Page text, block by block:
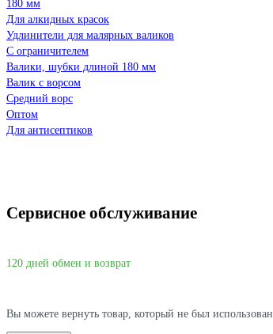
180 мм
Для алкидных красок
Удлинители для малярных валиков
С ограничителем
Валики, шубки длиной 180 мм
Валик с ворсом
Средний ворс
Оптом
Для антисептиков
Сервисное обслуживание
120 дней обмен и возврат
Вы можете вернуть товар, который не был использован